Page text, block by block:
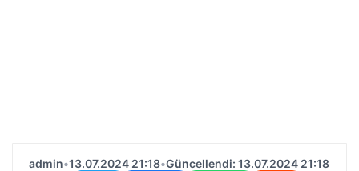
admin•13.07.2024 21:18•Güncellendi: 13.07.2024 21:18